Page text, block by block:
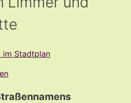
im Stadtplan